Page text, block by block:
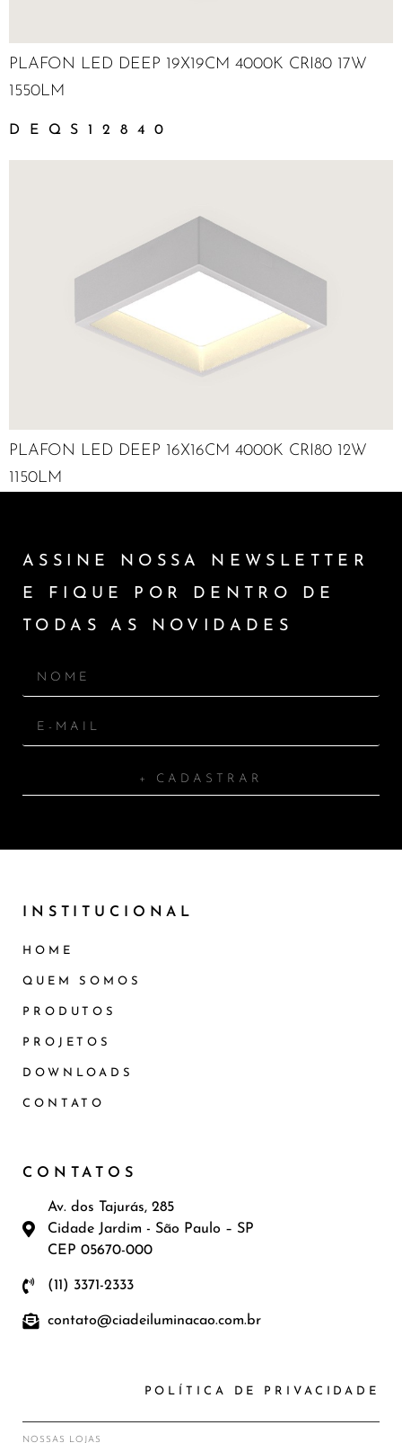
PLAFON LED DEEP 19X19CM 4000K CRI80 17W
1550LM
DEQS12840
PLAFON LED DEEP 16X16CM 4000K CRI80 12W
1150LM
ASSINE NOSSA NEWSLETTER
E FIQUE POR DENTRO DE
TODAS AS NOVIDADES
+ CADASTRAR
INSTITUCIONAL
HOME
QUEM SOMOS
PRODUTOS
PROJETOS
DOWNLOADS
CONTATO
CONTATOS
Av. dos Tajurás, 285
Cidade Jardim - São Paulo – SP
CEP 05670-000
(11) 3371-2333
contato@ciadeiluminacao.com.br
POLÍTICA DE PRIVACIDADE
NOSSAS LOJAS